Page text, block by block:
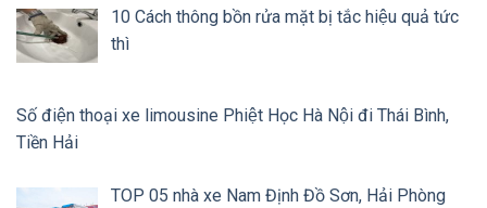
10 Cách thông bồn rửa mặt bị tắc hiệu quả tức
thì
Số điện thoại xe limousine Phiệt Học Hà Nội đi Thái Bình,
Tiền Hải
TOP 05 nhà xe Nam Định Đồ Sơn, Hải Phòng